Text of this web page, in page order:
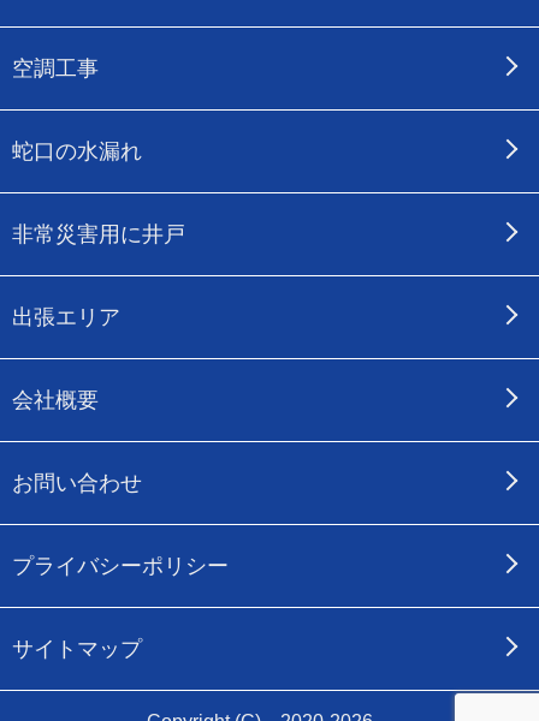
空調工事
蛇口の水漏れ
非常災害用に井戸
出張エリア
会社概要
お問い合わせ
プライバシーポリシー
サイトマップ